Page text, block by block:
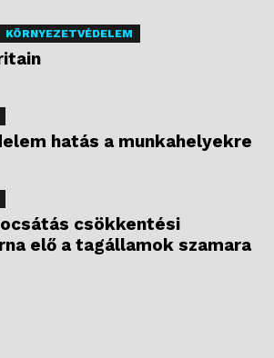
KÖRNYEZETVÉDELEM
hatás a munkahelyekre
csökkentési
elő a tagállamok szamara